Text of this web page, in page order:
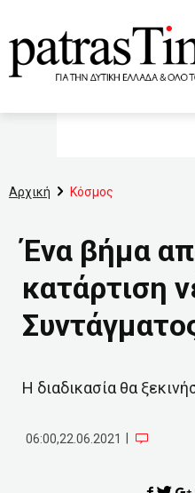
Αρχική Κόσμος
Ένα βήμα
κατάρτιση
Η διαδικασία θα
06:00,22.06.2021